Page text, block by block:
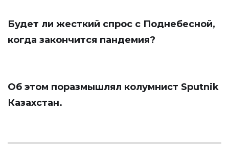
Будет ли жесткий спрос с Поднебесной,
когда закончится пандемия?
Об этом поразмышлял колумнист Sputnik
Казахстан.